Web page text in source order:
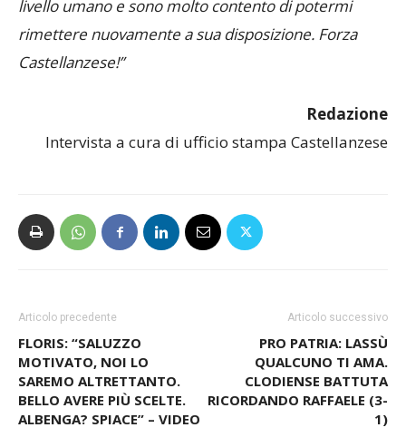
livello umano e sono molto contento di potermi
rimettere nuovamente a sua disposizione. Forza
Castellanzese!”
Redazione
Intervista a cura di ufficio stampa Castellanzese
Articolo precedente
FLORIS: “SALUZZO
MOTIVATO, NOI LO
SAREMO ALTRETTANTO.
BELLO AVERE PIÙ SCELTE.
ALBENGA? SPIACE” – VIDEO
Articolo successivo
PRO PATRIA: LASSÙ
QUALCUNO TI AMA.
CLODIENSE BATTUTA
RICORDANDO RAFFAELE (3-
1)